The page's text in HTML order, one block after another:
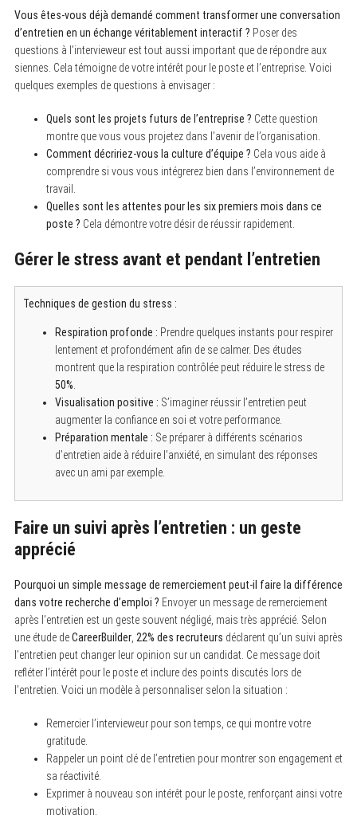
Vous êtes-vous déjà demandé comment transformer une conversation
d’entretien en un échange véritablement interactif ? Poser des
questions à l’intervieweur est tout aussi important que de répondre aux
siennes. Cela témoigne de votre intérêt pour le poste et l’entreprise. Voici
quelques exemples de questions à envisager :
Quels sont les projets futurs de l’entreprise ? Cette question
montre que vous vous projetez dans l’avenir de l’organisation.
Comment décririez-vous la culture d’équipe ? Cela vous aide à
comprendre si vous vous intégrerez bien dans l’environnement de
travail.
Quelles sont les attentes pour les six premiers mois dans ce
poste ? Cela démontre votre désir de réussir rapidement.
Gérer le stress avant et pendant l’entretien
Techniques de gestion du stress :
Respiration profonde : Prendre quelques instants pour respirer
lentement et profondément afin de se calmer. Des études
montrent que la respiration contrôlée peut réduire le stress de
50%
Visualisation positive : S’imaginer réussir l’entretien peut
augmenter la confiance en soi et votre performance.
Préparation mentale : Se préparer à différents scénarios
d’entretien aide à réduire l’anxiété, en simulant des réponses
avec un ami par exemple.
Faire un suivi après l’entretien : un geste
apprécié
Pourquoi un simple message de remerciement peut-il faire la différence
dans votre recherche d’emploi ? Envoyer un message de remerciement
après l’entretien est un geste souvent négligé, mais très apprécié. Selon
une étude deCareerBuilder, 22% des recruteurs déclarent qu’un suivi après
l’entretien peut changer leur opinion sur un candidat. Ce message doit
refléter l’intérêt pour le poste et inclure des points discutés lors de
l’entretien. Voici un modèle à personnaliser selon la situation :
Remercier l’intervieweur pour son temps, ce qui montre votre
gratitude.
Rappeler un point clé de l’entretien pour montrer son engagement et
sa réactivité.
Exprimer à nouveau son intérêt pour le poste, renforçant ainsi votre
motivation.